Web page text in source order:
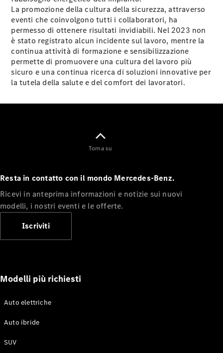
CLA
Shooting
Brake
Nuova
Classe C
Station
Wagon
Classe C
All-Terrain
Classe E
Wagon
Mercedes-
Compatte
Compatte
Classe B
Test Drive
La promozione della cultura della sicurezza, attraverso
eventi che coinvolgono tutti i collaboratori, ha
permesso di ottenere risultati invidiabili. Nel 2023 non
è stato registrato alcun incidente sul lavoro, mentre la
continua attività di formazione e sensibilizzazione
permette di promuovere una cultura del lavoro più
sicuro e una continua ricerca di soluzioni innovative per
la tutela della salute e del comfort dei lavoratori.
Torna su
Resta in contatto con il mondo Mercedes-Benz.
Ricevi in anteprima informazioni e notizie sui nuovi
modelli, i nostri eventi e le offerte.
Iscriviti
Modelli più richiesti
Auto elettriche
Auto ibride
SUV